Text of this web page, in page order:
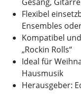
Flexibel
Ensembles
Kompatibel
„Rockin Rolls“
Ideal für
Hausmusik
Herausgeber: